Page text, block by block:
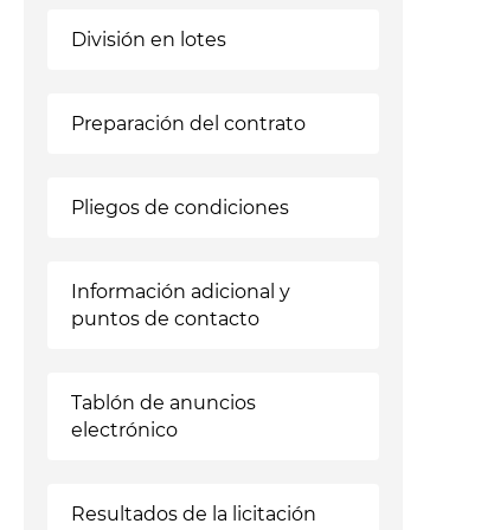
División en lotes
Preparación del contrato
Pliegos de condiciones
Información adicional y
puntos de contacto
Tablón de anuncios
electrónico
Resultados de la licitación